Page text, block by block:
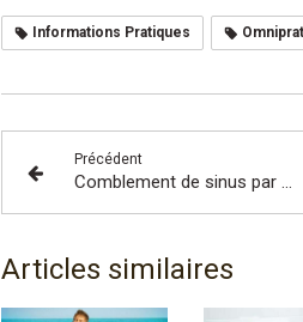
Informations Pratiques
Précédent
Comblement de sinus par voie latérale (sinus lift) avec implantation différée
Articles similaires